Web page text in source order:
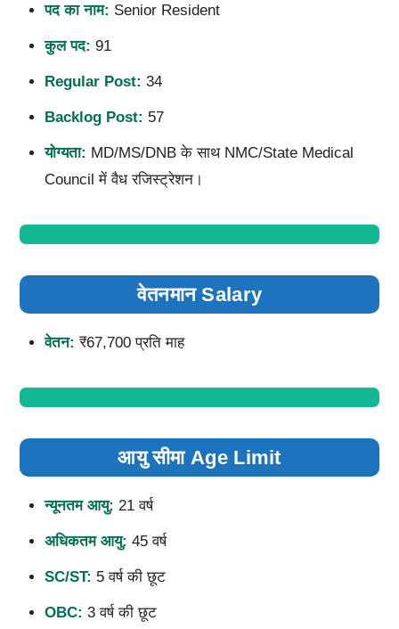
पद का नाम: Senior Resident
कुल पद: 91
Regular Post: 34
Backlog Post: 57
योग्यता: MD/MS/DNB के साथ NMC/State Medical
Council में वैध रजिस्ट्रेशन।
वेतनमान Salary
वेतन: ₹67,700 प्रति माह
आयु सीमा Age Limit
न्यूनतम आयु: 21 वर्ष
अधिकतम आयु: 45 वर्ष
SC/ST: 5 वर्ष की छूट
OBC: 3 वर्ष की छूट